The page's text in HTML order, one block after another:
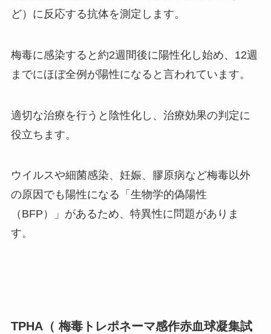
ど）に反応する抗体を測定します。
梅毒に感染すると約2週間後に陽性化し始め、12週
までにほぼ全例が陽性になると言われています。
適切な治療を行うと陰性化し、治療効果の判定に
役立ちます。
ウイルスや細菌感染、妊娠、膠原病など梅毒以外
の原因でも陽性になる「生物学的偽陽性
（BFP）」があるため、特異性に問題がありま
す。
TPHA（ 梅毒トレポネーマ感作赤血球凝集試